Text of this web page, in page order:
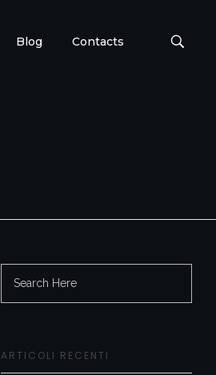
Blog Contacts
ARTICOLI RECENTI